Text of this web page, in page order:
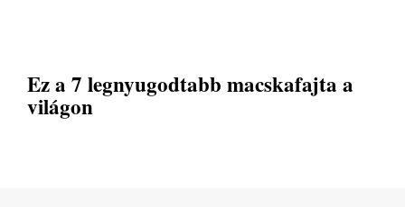
Ez a 7 legnyugodtabb macskafajta a
világon